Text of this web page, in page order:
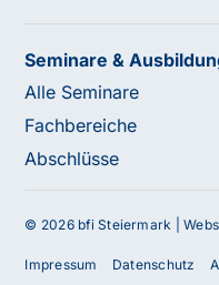
Seminare &
Alle Seminare
Fachbereiche
Abschlüsse
© 2026 bfi Steiermark |
Impressum Datenschutz